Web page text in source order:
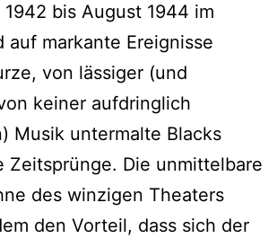
bis August 1944 im
auf markante Ereignisse
von lässiger (und
keiner aufdringlich
Musik untermalte Blacks
Zeitsprünge. Die unmittelbare
des winzigen Theaters
den Vorteil, dass sich der